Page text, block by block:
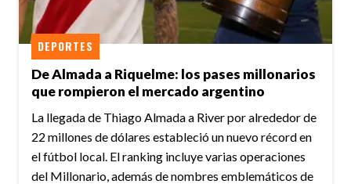
De Almada a Riquelme: los pases millonarios
que rompieron el mercado argentino
DEPORTES
La llegada de Thiago Almada a River por alrededor de
22 millones de dólares estableció un nuevo récord en
el fútbol local. El ranking incluye varias operaciones
del Millonario, además de nombres emblemáticos de